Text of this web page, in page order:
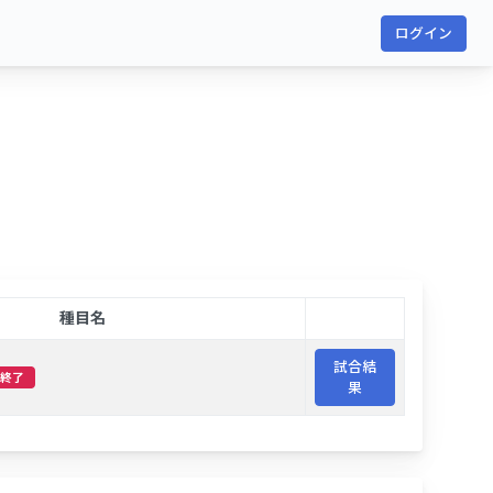
ログイン
種目名
終了
試合結
果